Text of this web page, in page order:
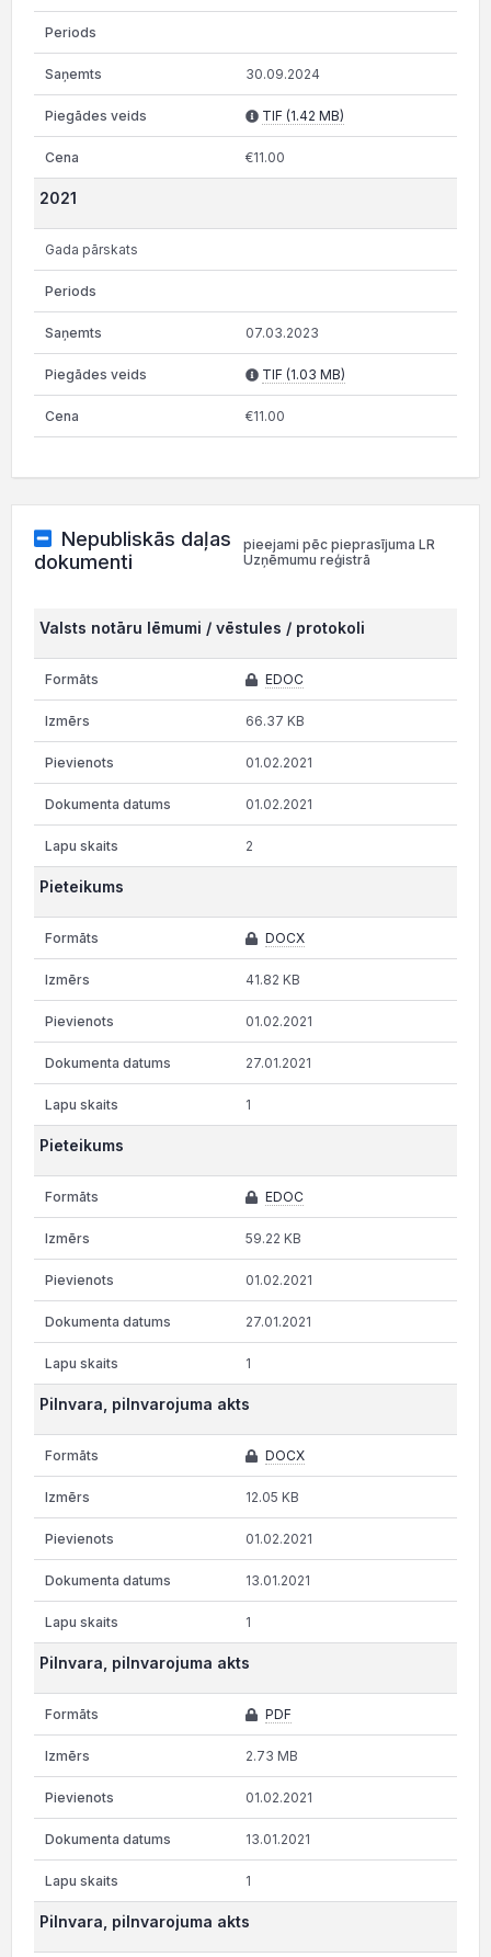
30.09.2024
TIF (1.42 MB)
€11.00
2021
Gada pārskats
07.03.2023
TIF (1.03 MB)
€11.00
Nepubliskās daļas
dokumenti
pieejami pēc pieprasījuma LR
Uzņēmumu reģistrā
Valsts notāru lēmumi / vēstules / protokoli
EDOC
66.37 KB
01.02.2021
01.02.2021
2
Pieteikums
DOCX
41.82 KB
01.02.2021
27.01.2021
1
Pieteikums
EDOC
59.22 KB
01.02.2021
27.01.2021
1
Pilnvara, pilnvarojuma akts
DOCX
12.05 KB
01.02.2021
13.01.2021
1
Pilnvara, pilnvarojuma akts
PDF
2.73 MB
01.02.2021
13.01.2021
1
Pilnvara, pilnvarojuma akts